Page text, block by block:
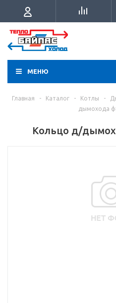
МЕНЮ
Главная - Каталог - Котлы -
дымохода
Кольцо д/